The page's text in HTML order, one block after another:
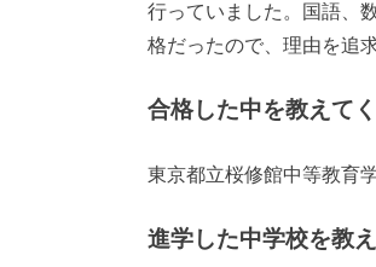
行っていました。国語、
格だったので、理由を追
合格した中を教えて
東京都立桜修館中等教育
進学した中学校を教